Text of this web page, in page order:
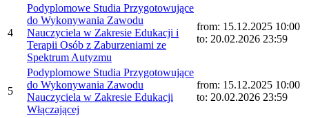
4
Podyplomowe Studia Przygotowujące
do Wykonywania Zawodu
Nauczyciela w Zakresie Edukacji i
Terapii Osób z Zaburzeniami ze
Spektrum Autyzmu
from: 15.12.2025 10:00
to: 20.02.2026 23:59
5
Podyplomowe Studia Przygotowujące
do Wykonywania Zawodu
Nauczyciela w Zakresie Edukacji
Włączającej
from: 15.12.2025 10:00
to: 20.02.2026 23:59